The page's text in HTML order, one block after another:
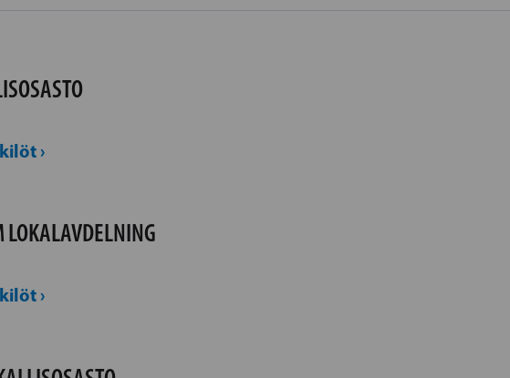
›
LOKALAVDELNING
›